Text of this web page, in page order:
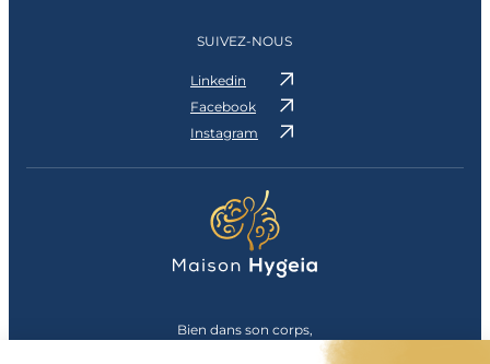
SUIVEZ-NOUS
Linkedin
Facebook
Instagram
Bien dans son corps,